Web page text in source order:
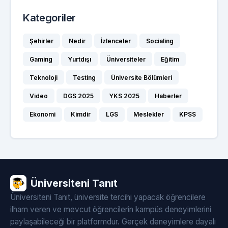
Kategoriler
Şehirler Nedir İzlenceler Socialing
Gaming Yurtdışı Üniversiteler Eğitim
Teknoloji Testing Üniversite Bölümleri
Video DGS 2025 YKS 2025 Haberler
Ekonomi Kimdir LGS Meslekler KPSS
Üniversiteni Tanıt
Üniversiteni Tanıt, üniversite tercihi yapacak öğrencilere
ilham veren ve mevcut öğrencilerin kampüs deneyimlerini
paylaşabileceği bir platformdur. Gerçek deneyimlere dayalı